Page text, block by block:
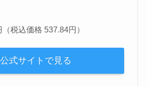
税込価格 537.84円）
公式サイトで見る